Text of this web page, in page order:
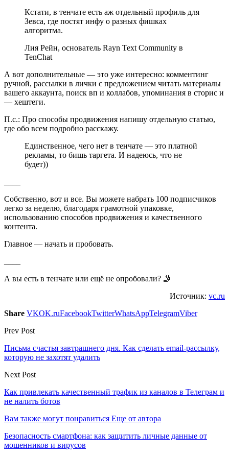
Кстати, в тенчате есть аж отдельный профиль для
Зевса, где постят инфу о разных фишках
алгоритма.
Лия Рейн, основатель Rayn Text Community в
TenChat
А вот дополнительные — это уже интересно: комментинг
ручной, рассылки в лички с предложением читать материалы
вашего аккаунта, поиск вп и коллабов, упоминания в сторис и
— хештеги.
П.с.: Про способы продвижения напишу отдельную статью,
где обо всем подробно расскажу.
Единственное, чего нет в тенчате — это платной
рекламы, то бишь таргета. И надеюсь, что не
будет))
Собственно, вот и все. Вы можете набрать 100 подписчиков
легко за неделю, благодаря грамотной упаковке,
использованию способов продвижения и качественного
контента.
Главное — начать и пробовать.
А вы есть в тенчате или ещё не опробовали? 🤳
Источник: vc.ru
Share VKOK.ruFacebookTwitterWhatsAppTelegramViber
Prev Post
Письма счастья завтрашнего дня. Как сделать email-рассылку,
которую не захотят удалить
Next Post
Как привлекать качественный трафик из каналов в Телеграм и
не налить ботов
Вам также могут понравиться Еще от автора
Безопасность смартфона: как защитить личные данные от
мошенников и вирусов